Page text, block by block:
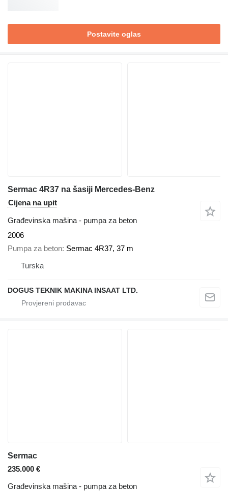
Postavite oglas
Sermac 4R37 na šasiji Mercedes-Benz
Cijena na upit
Građevinska mašina - pumpa za beton
2006
Pumpa za beton Sermac 4R37, 37 m
Turska
DOGUS TEKNIK MAKINA INSAAT LTD.
Sermac
235.000 €
Građevinska mašina - pumpa za beton